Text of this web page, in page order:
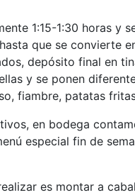
1:15-1:30 horas y
que se convierte
depósito final en
y se ponen
fiambre, patatas
en bodega
especial fin de
es montar a